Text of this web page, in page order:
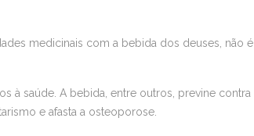
medicinais com a bebida dos deuses, não é
à saúde. A bebida, entre outros, previne contra
e afasta a osteoporose.